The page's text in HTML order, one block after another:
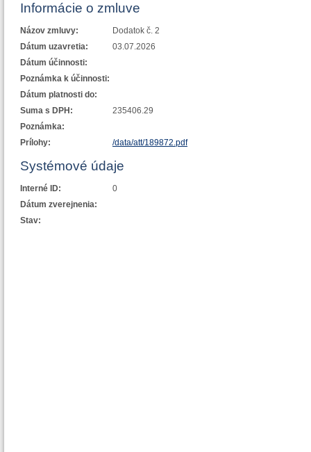
Informácie o zmluve
Názov zmluvy:
Dodatok č. 2
Dátum uzavretia:
03.07.2026
Dátum účinnosti:
Poznámka k účinnosti:
Dátum platnosti do:
Suma s DPH:
235406.29
Poznámka:
Prílohy:
/data/att/189872.pdf
Systémové údaje
Interné ID:
0
Dátum zverejnenia:
Stav: